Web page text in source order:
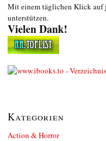
Mit einem täglichen Klick auf
unterstützen.
Vielen Dank!
Kategorien
Action & Horror